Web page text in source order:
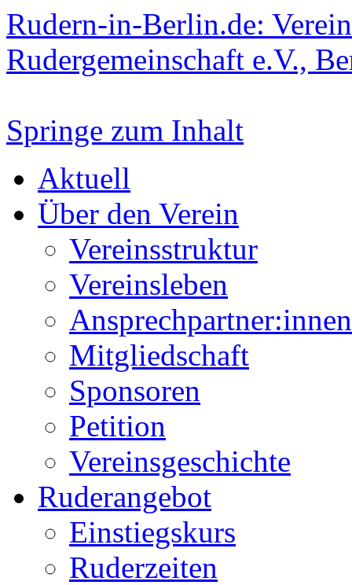
Rudern-in-Berlin.de:
Rudergemeinschaft e.V.,
Springe zum Inhalt
Aktuell
Über den Verein
Vereinsstruktur
Vereinsleben
Ansprechpartner:innen
Mitgliedschaft
Sponsoren
Petition
Vereinsgeschichte
Ruderangebot
Einstiegskurs
Ruderzeiten